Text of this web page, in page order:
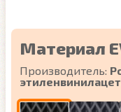
Материал
Производитель: